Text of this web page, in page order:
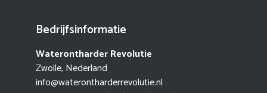
Bedrijfsinformatie
Waterontharder Revolutie
Zwolle, Nederland
info@waterontharderrevolutie.nl